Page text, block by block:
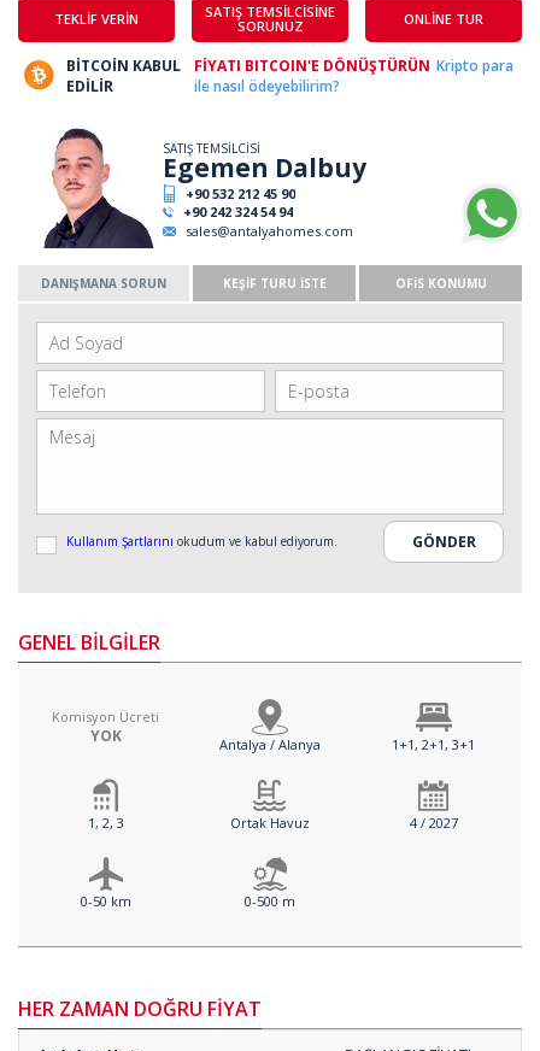
TEKLİF VERİN
SATIŞ TEMSİLCİSİNE
SORUNUZ
ONLİNE TUR
BİTCOİN KABUL
EDİLİR
FİYATI BITCOIN'E DÖNÜŞTÜRÜN Kripto para
ile nasıl ödeyebilirim?
SATIŞ TEMSİLCİSİ
Egemen Dalbuy
+90 532 212 45 90
+90 242 324 54 94
sales@antalyahomes.com
DANIŞMANA SORUN KEŞİF TURU İSTE OFİS KONUMU
Kullanım Şartlarını okudum ve kabul ediyorum.
GENEL BİLGİLER
Komisyon Ücreti
YOK Antalya / Alanya 1+1, 2+1, 3+1
1, 2, 3 Ortak Havuz 4 / 2027
0-50 km 0-500 m
HER ZAMAN DOĞRU FİYAT